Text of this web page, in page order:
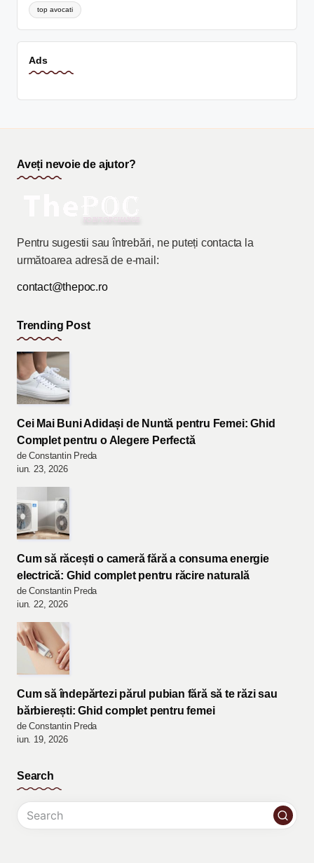
top avocati
Ads
Aveți nevoie de ajutor?
Pentru sugestii sau întrebări, ne puteți contacta la
următoarea adresă de e-mail:
contact@thepoc.ro
Trending Post
Cei Mai Buni Adidași de Nuntă pentru Femei: Ghid
Complet pentru o Alegere Perfectă
de Constantin Preda
iun. 23, 2026
Cum să răcești o cameră fără a consuma energie
electrică: Ghid complet pentru răcire naturală
de Constantin Preda
iun. 22, 2026
Cum să îndepărtezi părul pubian fără să te răzi sau
bărbierești: Ghid complet pentru femei
de Constantin Preda
iun. 19, 2026
Search